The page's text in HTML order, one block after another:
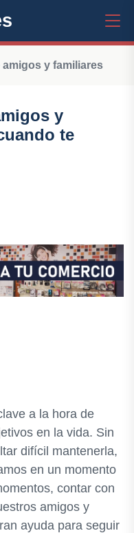
y familiares
y
te
a la hora de
en la vida. Sin
difícil mantenerla,
en un momento
contar con
amigos y
ayuda para seguir